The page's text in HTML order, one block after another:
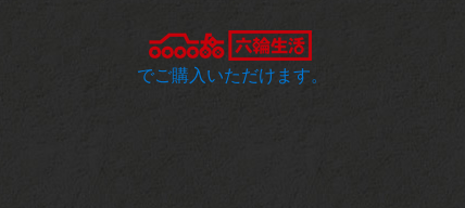
でご購入いただけます。